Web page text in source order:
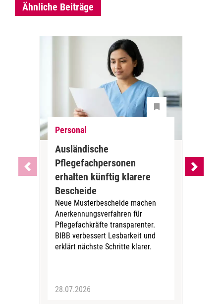
Ähnliche Beiträge
Personal
Ausländische
Pflegefachpersonen
erhalten künftig klarere
Bescheide
Neue Musterbescheide machen
Anerkennungsverfahren für
Pflegefachkräfte transparenter.
BIBB verbessert Lesbarkeit und
erklärt nächste Schritte klarer.
28.07.2026